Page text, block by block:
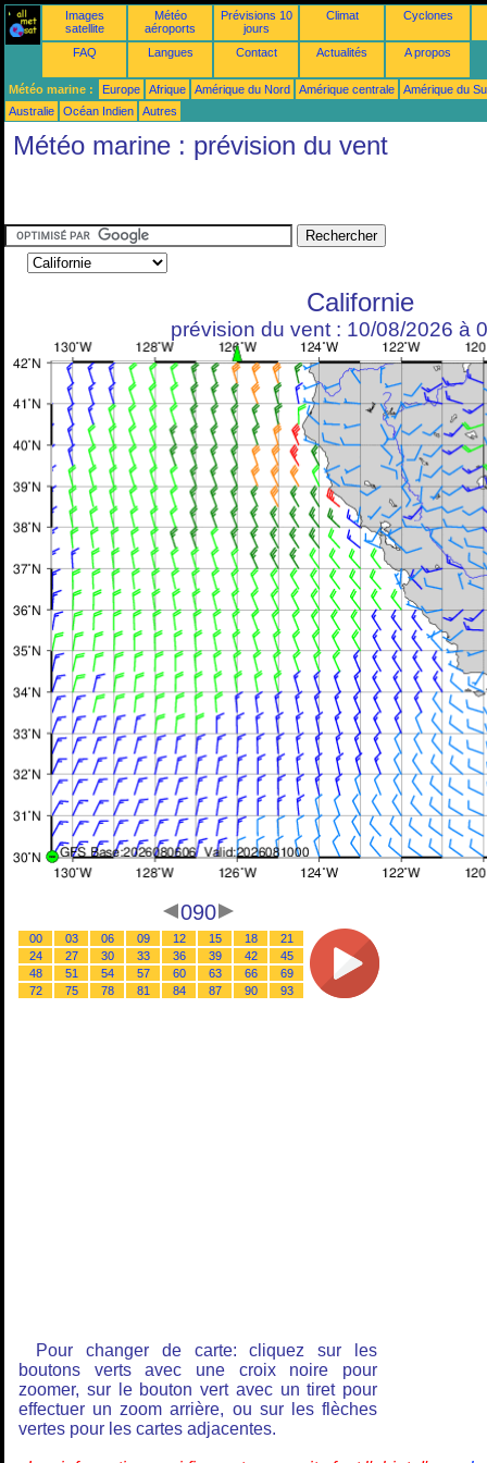
Images
satellite
Météo
aéroports
Prévisions 10
jours
Climat Cyclones
FAQ Langues Contact Actualités A propos
Météo marine : Europe Afrique Amérique du Nord Amérique centrale
Amérique du
Australie
Océan Indien Autres
Météo marine : prévision du vent
Californie
prévision du vent : 10/08/2026 à
090
00 03 06 09 12 15 18
21
24
27 30 33 36 39 42
45
48
51 54 57 60 63 66
69
72
75 78 81 84 87 90 93
Pour changer de carte: cliquez sur les
boutons verts avec une croix noire pour
zoomer, sur le bouton vert avec un tiret pour
effectuer un zoom arrière, ou sur les flèches
vertes pour les cartes adjacentes.